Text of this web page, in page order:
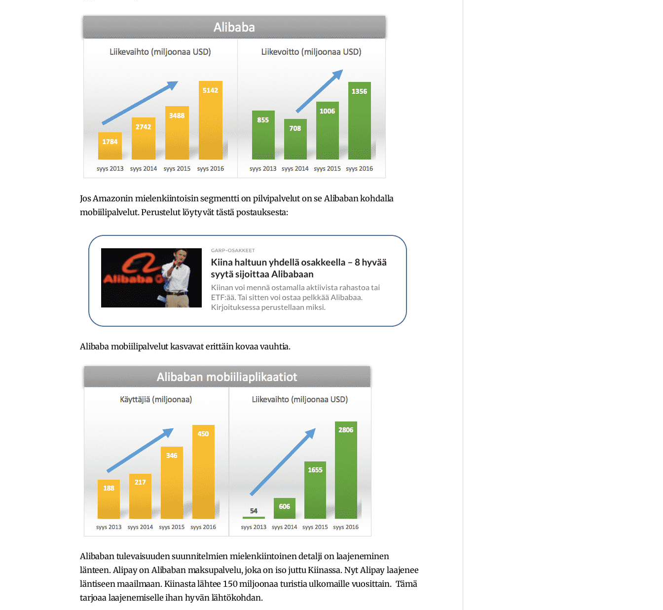
Jos Amazonin mielenkiintoisin segmentti on pilvipalvelut on se Alibaban kohdalla
mobiilipalvelut. Perustelut löytyvät tästä postauksesta:
Alibaba mobiilipalvelut kasvavat erittäin kovaa vauhtia.
Alibaban tulevaisuuden suunnitelmien mielenkiintoinen detalji on laajeneminen
länteen. Alipay on Alibaban maksupalvelu, joka on iso juttu Kiinassa. Nyt Alipay laajenee
läntiseen maailmaan. Kiinasta lähtee 150 miljoonaa turistia ulkomaille vuosittain. Tämä
tarjoaa laajenemiselle ihan hyvän lähtökohdan.